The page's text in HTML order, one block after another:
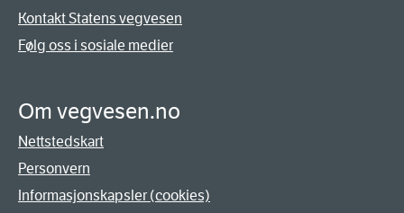
Kontakt Statens vegvesen
Følg oss i sosiale medier
Om vegvesen.no
Nettstedskart
Personvern
Informasjonskapsler (cookies)